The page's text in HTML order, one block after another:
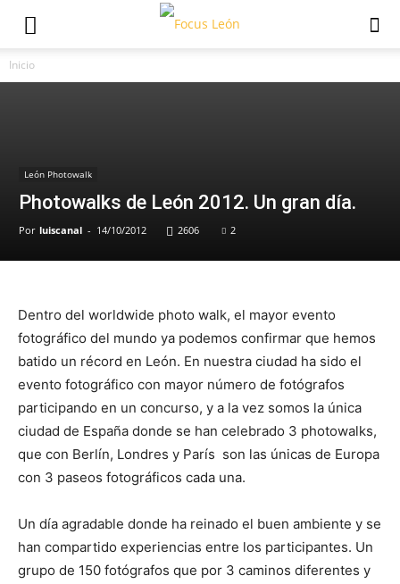
Inicio
León Photowalk
Photowalks de León 2012. Un gran día.
Por luiscanal - 14/10/2012 2606 2
Dentro del worldwide photo walk, el mayor evento
fotográfico del mundo ya podemos confirmar que hemos
batido un récord en León. En nuestra ciudad ha sido el
evento fotográfico con mayor número de fotógrafos
participando en un concurso, y a la vez somos la única
ciudad de España donde se han celebrado 3 photowalks,
que con Berlín, Londres y París son las únicas de Europa
con 3 paseos fotográficos cada una.
Un día agradable donde ha reinado el buen ambiente y se
han compartido experiencias entre los participantes. Un
grupo de 150 fotógrafos que por 3 caminos diferentes y